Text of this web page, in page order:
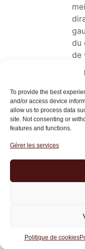
To provide the best
and/or access device
allow us to process data
site. Not consenting or
features and functions.
Gérer les services
Politique de cookies
du
de